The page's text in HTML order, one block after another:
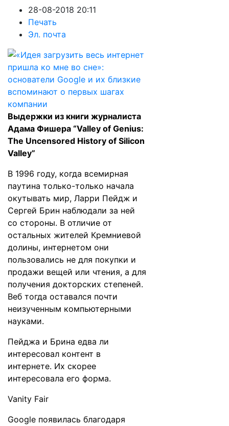
28-08-2018 20:11
Печать
Эл. почта
Выдержки из книги журналиста
Адама Фишера “Valley of Genius:
The Uncensored History of Silicon
Valley”
В 1996 году, когда всемирная
паутина только-только начала
окутывать мир, Ларри Пейдж и
Сергей Брин наблюдали за ней
со стороны. В отличие от
остальных жителей Кремниевой
долины, интернетом они
пользовались не для покупки и
продажи вещей или чтения, а для
получения докторских степеней.
Веб тогда оставался почти
неизученным компьютерными
науками.
Пейджа и Брина едва ли
интересовал контент в
интернете. Их скорее
интересовала его форма.
Vanity Fair
Google появилась благодаря